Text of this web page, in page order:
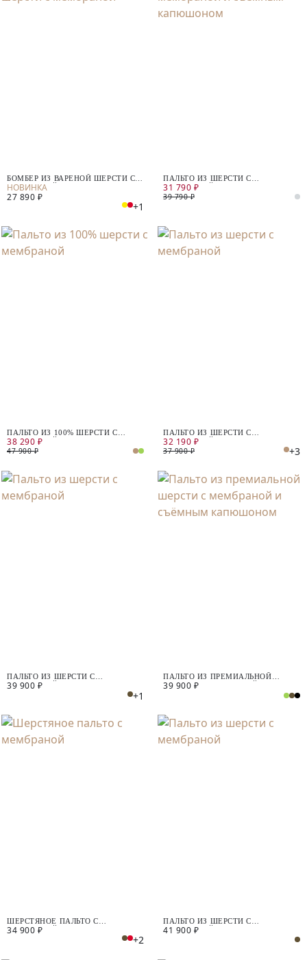
БОМБЕР ИЗ ВАРЕНОЙ ШЕРСТИ С
МЕМБРАНОЙ
27 890 ₽
+1
ПАЛЬТО ИЗ ШЕРСТИ С
МЕМБРАНОЙ И СЪЁМНЫМ
КАПЮШОНОМ
31 790 ₽
39 790 ₽
ПАЛЬТО ИЗ 100% ШЕРСТИ С
МЕМБРАНОЙ
38 290 ₽
47 900 ₽
ПАЛЬТО ИЗ ШЕРСТИ С
МЕМБРАНОЙ
32 190 ₽
37 900 ₽ +3
ПАЛЬТО ИЗ ШЕРСТИ С
МЕМБРАНОЙ
39 900 ₽
+1
ПАЛЬТО ИЗ ПРЕМИАЛЬНОЙ
ШЕРСТИ С МЕМБРАНОЙ И
39 900 ₽
ШЕРСТЯНОЕ ПАЛЬТО С
МЕМБРАНОЙ
34 900 ₽
+2
ПАЛЬТО ИЗ ШЕРСТИ С
МЕМБРАНОЙ
41 900 ₽